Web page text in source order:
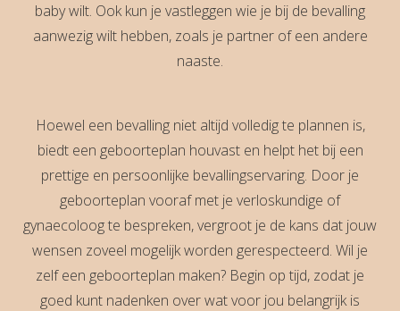
baby wilt. Ook kun je vastleggen wie je bij de bevalling
aanwezig wilt hebben, zoals je partner of een andere
naaste.
Hoewel een bevalling niet altijd volledig te plannen is,
biedt een geboorteplan houvast en helpt het bij een
prettige en persoonlijke bevallingservaring. Door je
geboorteplan vooraf met je verloskundige of
gynaecoloog te bespreken, vergroot je de kans dat jouw
wensen zoveel mogelijk worden gerespecteerd. Wil je
zelf een geboorteplan maken? Begin op tijd, zodat je
goed kunt nadenken over wat voor jou belangrijk is